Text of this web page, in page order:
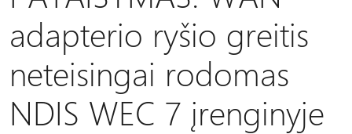
adapterio ryšio greitis
neteisingai rodomas
NDIS WEC 7 įrenginyje